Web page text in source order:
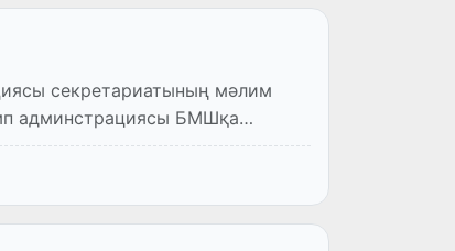
секретариатының мәлим
админстрациясы БМШқа